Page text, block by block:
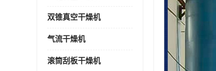
双锥真空干燥机
气流干燥机
滚筒刮板干燥机